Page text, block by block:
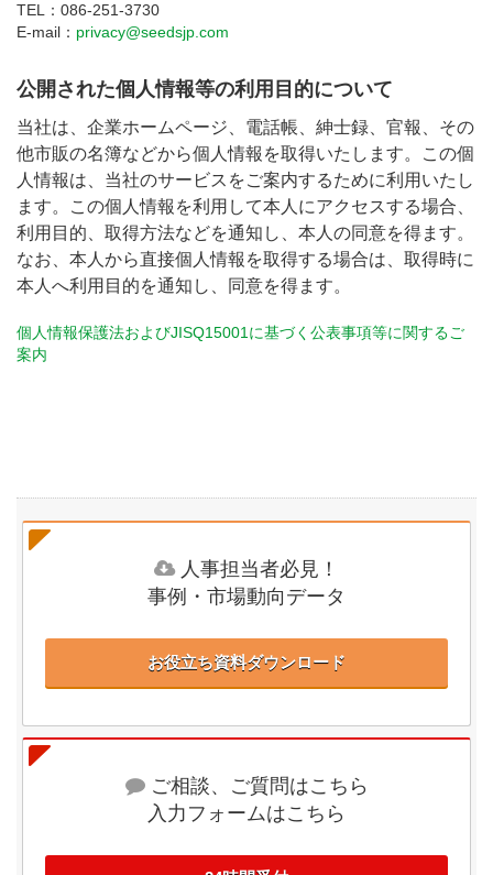
TEL：086-251-3730
E-mail： privacy@seedsjp.com
公開された個人情報等の利用目的について
当社は、企業ホームページ、電話帳、紳士録、官報、その
他市販の名簿などから個人情報を取得いたします。この個
人情報は、当社のサービスをご案内するために利用いたし
ます。この個人情報を利用して本人にアクセスする場合、
利用目的、取得方法などを通知し、本人の同意を得ます。
なお、本人から直接個人情報を取得する場合は、取得時に
本人へ利用目的を通知し、同意を得ます。
個人情報保護法およびJISQ15001に基づく公表事項等に関するご
案内
人事担当者必見！
事例・市場動向データ
お役立ち資料ダウンロード
ご相談、ご質問はこちら
入力フォームはこちら